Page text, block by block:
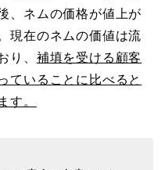
、ネムの価格が値上が
現在のネムの価値は流
り、 補填を受ける顧客
ていることに比べると
す。